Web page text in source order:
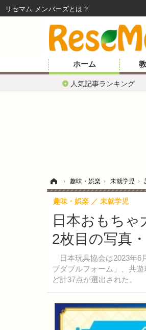
ホーム
人気記事ランキング
› 趣味・娯楽 › 未就学児 ›
日本おもち
2枚目の写真
日本玩具協会は2023年6
ブダブルフォーム」、共
ど計37点が選出された。
趣味・娯楽 未就学児
リセマム メンバーズ